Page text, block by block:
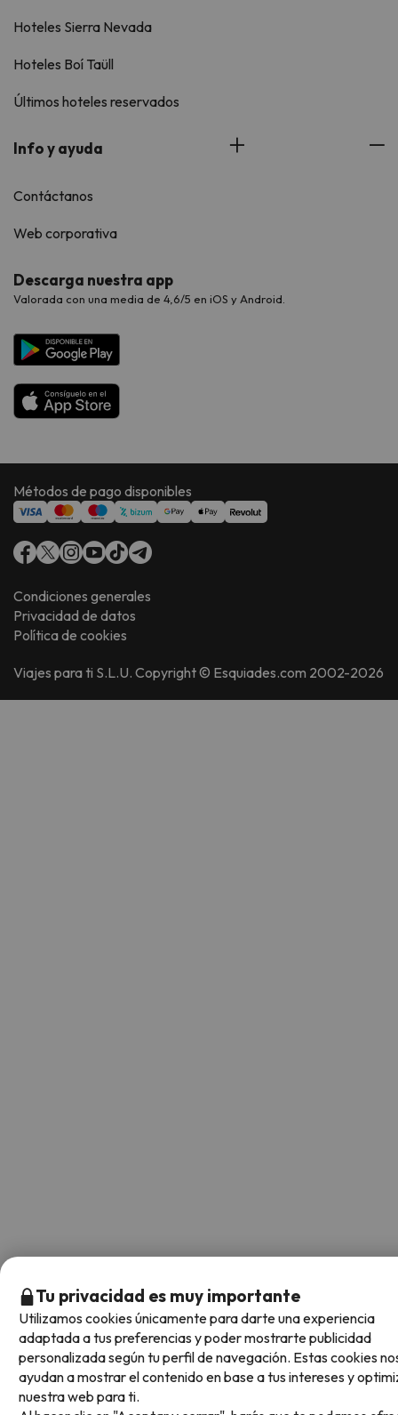
Hoteles Sierra Nevada
Hoteles Boí Taüll
Últimos hoteles reservados
Info y ayuda
Contáctanos
Web corporativa
Descarga nuestra app
Valorada con una media de 4,6/5 en iOS y Android.
Métodos de pago disponibles
Condiciones generales
Privacidad de datos
Política de cookies
Viajes para ti S.L.U. Copyright © Esquiades.com 2002-2026
Tu privacidad es muy importante
Utilizamos cookies únicamente para darte una experiencia
adaptada a tus preferencias y poder mostrarte publicidad
personalizada según tu perfil de navegación. Estas cookies
ayudan a mostrar el contenido en base a tus intereses y
nuestra web para ti.